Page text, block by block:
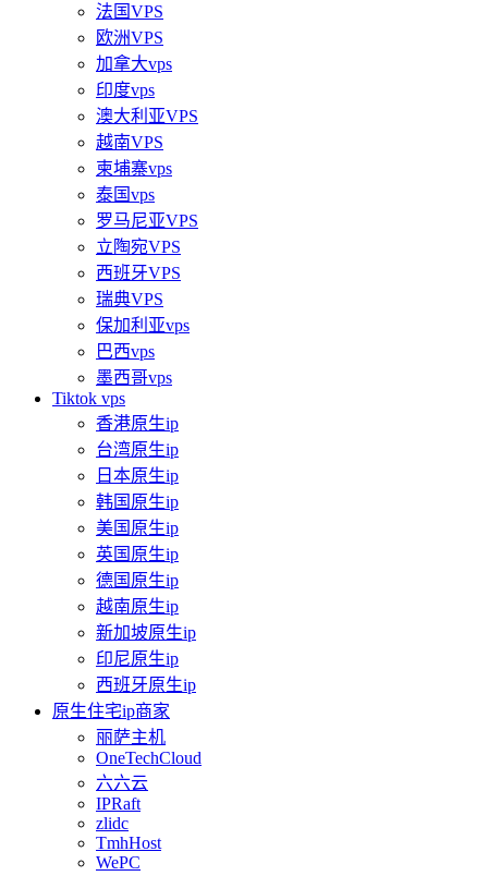
法国VPS
欧洲VPS
加拿大vps
印度vps
澳大利亚VPS
越南VPS
柬埔寨vps
泰国vps
罗马尼亚VPS
立陶宛VPS
西班牙VPS
瑞典VPS
保加利亚vps
巴西vps
墨西哥vps
Tiktok vps
香港原生ip
台湾原生ip
日本原生ip
韩国原生ip
美国原生ip
英国原生ip
德国原生ip
越南原生ip
新加坡原生ip
印尼原生ip
西班牙原生ip
原生住宅ip商家
丽萨主机
OneTechCloud
六六云
IPRaft
zlidc
TmhHost
WePC